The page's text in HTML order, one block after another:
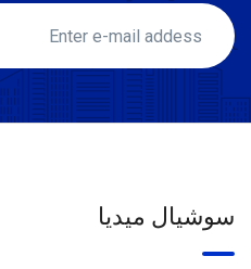
سوشيال ميديا